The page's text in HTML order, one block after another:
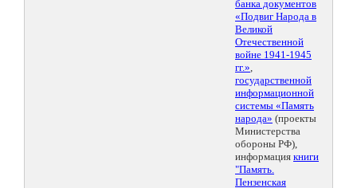
банка документов
«Подвиг Народа в
Великой
Отечественной
войне 1941-1945
гг.»,
государственной
информационной
системы «Память
народа» (проекты
Министерства
обороны РФ),
информация книги
"Память.
Пензенская